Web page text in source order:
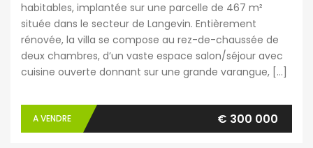
habitables, implantée sur une parcelle de 467 m²
située dans le secteur de Langevin. Entièrement
rénovée, la villa se compose au rez-de-chaussée de
deux chambres, d’un vaste espace salon/séjour avec
cuisine ouverte donnant sur une grande varangue, […]
A VENDRE € 300 000